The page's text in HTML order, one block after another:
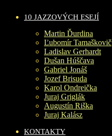
10 JAZZOVÝCH ESEJÍ
Martin Ďurdina
Ľubomír Tamaškovič
Ladislav Gerhardt
Dušan Húščava
Gabriel Jonáš
Jozef Brisuda
Karol Ondreička
Juraj Griglák
Augustín Riška
Juraj Kalász
KONTAKTY